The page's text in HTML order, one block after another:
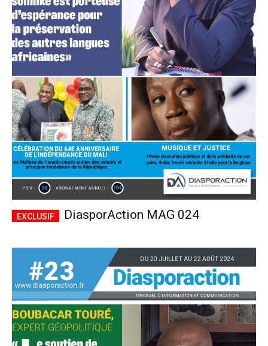
DiasporAction MAG 024